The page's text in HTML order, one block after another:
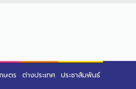
ษตร ต่างประเทศ ประชาสัมพันธ์